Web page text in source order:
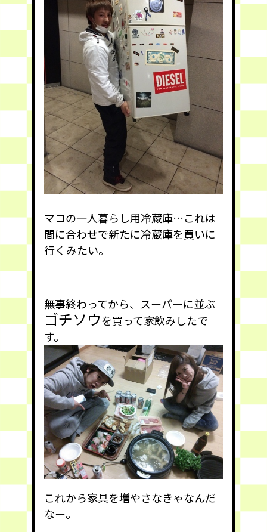
マコの一人暮らし用冷蔵庫…これは
間に合わせで新たに冷蔵庫を買いに
行くみたい。
無事終わってから、スーパーに並ぶ
ゴチソウを買って家飲みしたで
す。
これから家具を増やさなきゃなんだ
なー。